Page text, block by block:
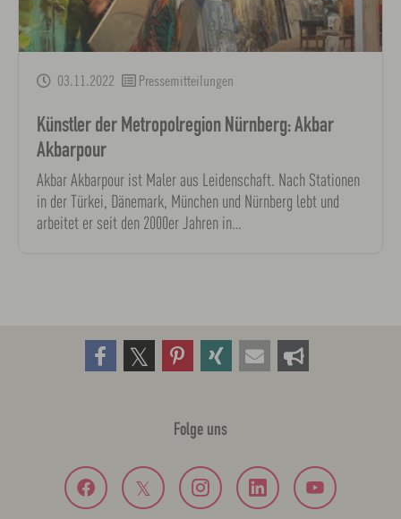
03.11.2022 Pressemitteilungen
Künstler der Metropolregion Nürnberg: Akbar
Akbarpour
Akbar Akbarpour ist Maler aus Leidenschaft. Nach Stationen
in der Türkei, Dänemark, München und Nürnberg lebt und
arbeitet er seit den 2000er Jahren in…
Folge uns